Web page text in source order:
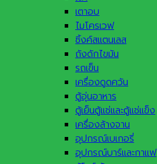
เตาอบ
ไมโครเวฟ
ซิ้งค์สแตนเลส
ถังดักไขมัน
รถเข็น
เครื่องดูดควัน
ตู้อุ่นอาหาร
ตู้เย็นตู้แช่และตู้แช่แข็ง
เครื่องล้างจาน
อุปกรณ์เบเกอรี่
อุปกรณ์บาร์และกาแฟ